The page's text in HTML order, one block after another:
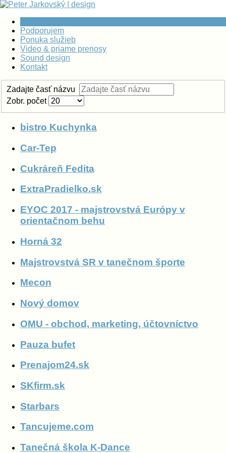
Podporujem
Ponuka služieb
Video & priame prenosy
Sound design
Kontakt
Zadajte časť názvu
Zobr. počet
bistro Kuchynka
Car-Tep
Cukráreň Fedita
ExtraPradielko.sk
EYOC 2017 - majstrovstvá Európy v
orientačnom behu
Horná 32
Majstrovstvá SR v tanečnom športe
Mecon
Nový domov
OMU - obchod, marketing, účtovníctvo
Pauza bufet
Prenajom24.sk
SKfirm.sk
Starbars
Tancujeme.com
Tanečná škola K-Dance